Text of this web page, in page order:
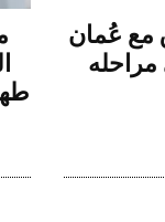
مع عُمان